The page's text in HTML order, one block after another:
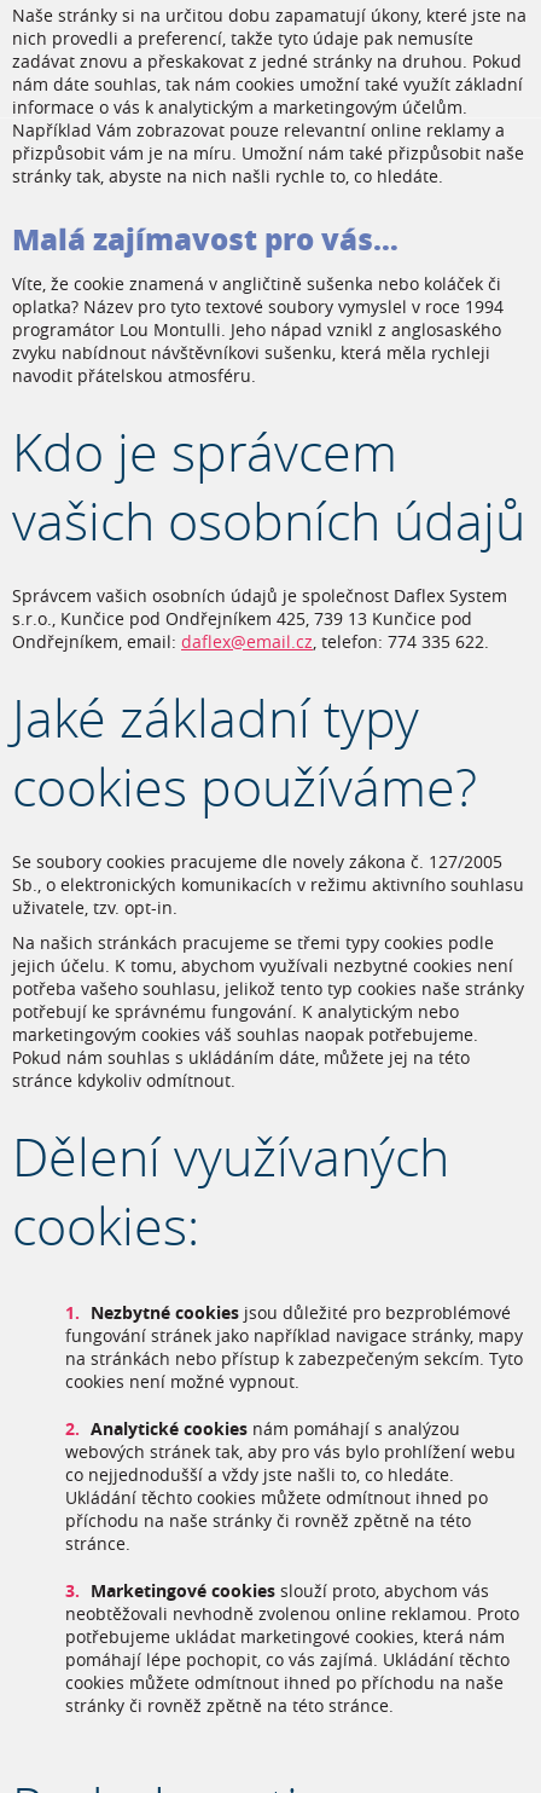
Naše stránky si na určitou dobu zapamatují úkony, které jste na
nich provedli a preferencí, takže tyto údaje pak nemusíte
zadávat znovu a přeskakovat z jedné stránky na druhou. Pokud
nám dáte souhlas, tak nám cookies umožní také využít základní
informace o vás k analytickým a marketingovým účelům.
Například Vám zobrazovat pouze relevantní online reklamy a
přizpůsobit vám je na míru. Umožní nám také přizpůsobit naše
stránky tak, abyste na nich našli rychle to, co hledáte.
Malá zajímavost pro vás…
Víte, že cookie znamená v angličtině sušenka nebo koláček či
oplatka? Název pro tyto textové soubory vymyslel v roce 1994
programátor Lou Montulli. Jeho nápad vznikl z anglosaského
zvyku nabídnout návštěvníkovi sušenku, která měla rychleji
navodit přátelskou atmosféru.
Kdo je správcem
vašich osobních údajů
Správcem vašich osobních údajů je společnost Daflex System
s.r.o., Kunčice pod Ondřejníkem 425, 739 13 Kunčice pod
Ondřejníkem, email: daflex@email.cz, telefon: 774 335 622.
Jaké základní typy
cookies používáme?
Se soubory cookies pracujeme dle novely zákona č. 127/2005
Sb., o elektronických komunikacích v režimu aktivního souhlasu
uživatele, tzv. opt-in.
Na našich stránkách pracujeme se třemi typy cookies podle
jejich účelu. K tomu, abychom využívali nezbytné cookies není
potřeba vašeho souhlasu, jelikož tento typ cookies naše stránky
potřebují ke správnému fungování. K analytickým nebo
marketingovým cookies váš souhlas naopak potřebujeme.
Pokud nám souhlas s ukládáním dáte, můžete jej na této
stránce kdykoliv odmítnout.
Dělení využívaných
cookies:
Nezbytné cookies jsou důležité pro bezproblémové
fungování stránek jako například navigace stránky, mapy
na stránkách nebo přístup k zabezpečeným sekcím. Tyto
cookies není možné vypnout.
Analytické cookies nám pomáhají s analýzou
webových stránek tak, aby pro vás bylo prohlížení webu
co nejjednodušší a vždy jste našli to, co hledáte.
Ukládání těchto cookies můžete odmítnout ihned po
příchodu na naše stránky či rovněž zpětně na této
stránce.
Marketingové cookies slouží proto, abychom vás
neobtěžovali nevhodně zvolenou online reklamou. Proto
potřebujeme ukládat marketingové cookies, která nám
pomáhají lépe pochopit, co vás zajímá. Ukládání těchto
cookies můžete odmítnout ihned po příchodu na naše
stránky či rovněž zpětně na této stránce.